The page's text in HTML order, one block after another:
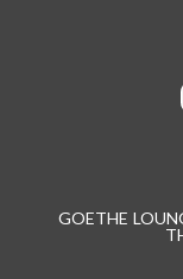
GOETHE